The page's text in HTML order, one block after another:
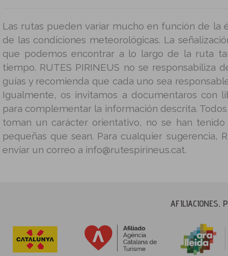
Las rutas pueden variar mucho en función de la
de las condiciones meteorológicas. La
que podemos encontrar a lo largo de la ruta
tiempo. RUTES PIRINEUS no se responsabiliza
guías y recomienda que cada uno sea
Igualmente, os invitamos a documentaros con
para complementar la información descrita.
toman un carácter orientativo, no se han
pequeñas que sean. Para cualquier sugerencia,
enviar un correo a info@rutespirineus.cat.
AFILIACIONES,